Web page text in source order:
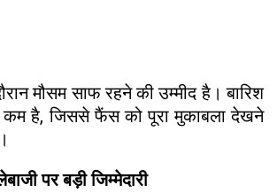
मौसम साफ रहने की उम्मीद है। बारिश
कम है, जिससे फैंस को पूरा मुकाबला देखने
पर बड़ी जिम्मेदारी